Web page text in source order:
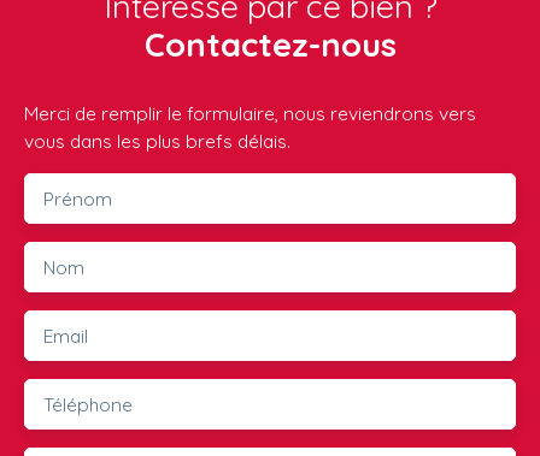
Contactez-nous
Merci de remplir le formulaire, nous reviendrons vers
vous dans les plus brefs délais.
Prénom
Nom
Email
Téléphone